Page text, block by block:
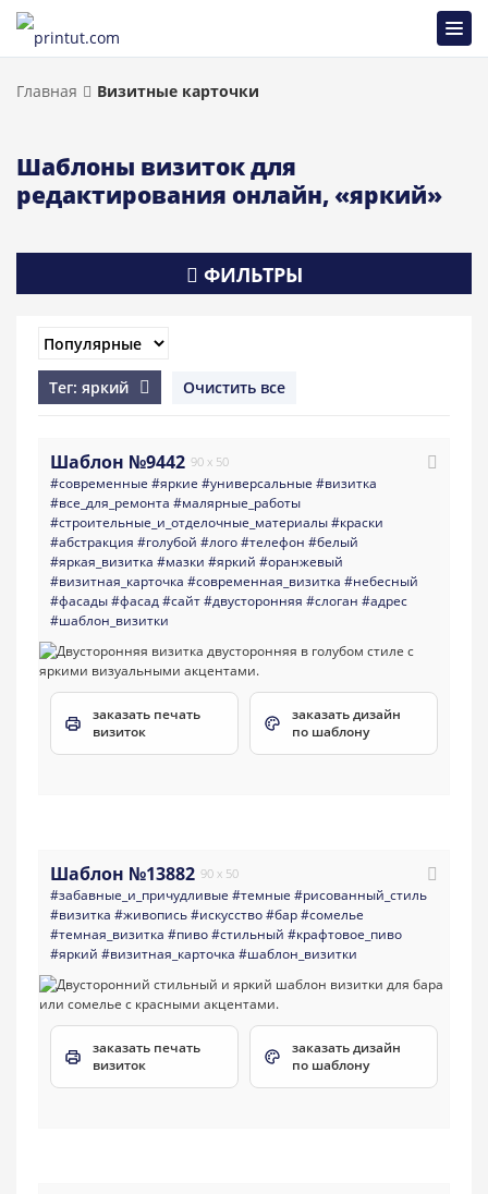
Главная Визитные карточки
Шаблоны визиток для
редактирования онлайн, «яркий»
ФИЛЬТРЫ
Тег: яркий Очистить все
Шаблон №9442 90 x 50
#современные #яркие #универсальные #визитка
#все_для_ремонта #малярные_работы
#строительные_и_отделочные_материалы#краски
#абстракция #голубой #лого#телефон #белый
#яркая_визитка #мазки #яркий #оранжевый
#визитная_карточка #современная_визитка #небесный
#фасады#фасад#сайт#двусторонняя #слоган #адрес
#шаблон_визитки
заказать печать
визиток
заказать дизайн
по шаблону
Шаблон №13882 90 x 50
#забавные_и_причудливые #темные #рисованный_стиль
#визитка #живопись#искусство#бар#сомелье
#темная_визитка #пиво#стильный #крафтовое_пиво
#яркий #визитная_карточка #шаблон_визитки
заказать печать
визиток
заказать дизайн
по шаблону